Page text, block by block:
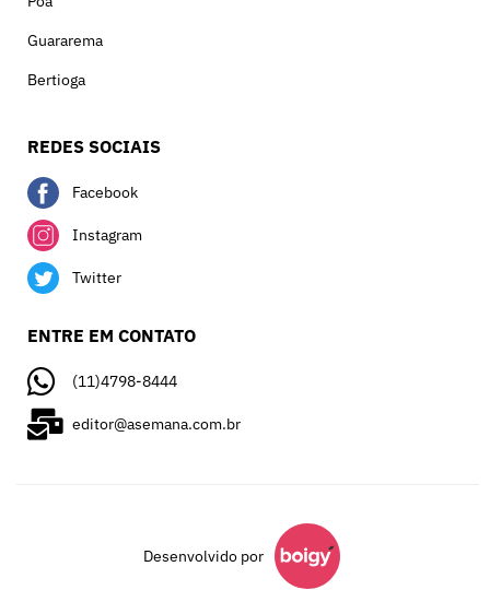
Guararema
Bertioga
REDES SOCIAIS
Facebook
Instagram
Twitter
ENTRE EM CONTATO
(11)4798-8444
editor@asemana.com.br
Desenvolvido por